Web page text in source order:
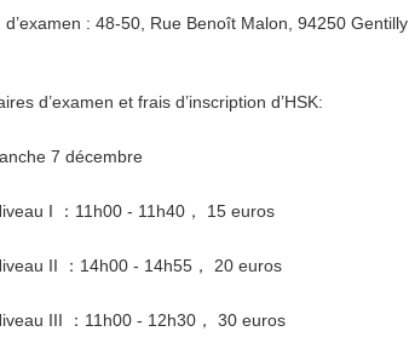
d’examen : 48-50, Rue Benoît Malon, 94250 Gentilly
d’examen et frais d’inscription d’HSK:
7 décembre
I ：11h00 - 11h40， 15 euros
II ：14h00 - 14h55， 20 euros
III ：11h00 - 12h30， 30 euros